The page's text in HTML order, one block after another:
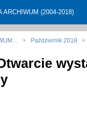
ARCHIWUM (2004-2018)
Październik 2018